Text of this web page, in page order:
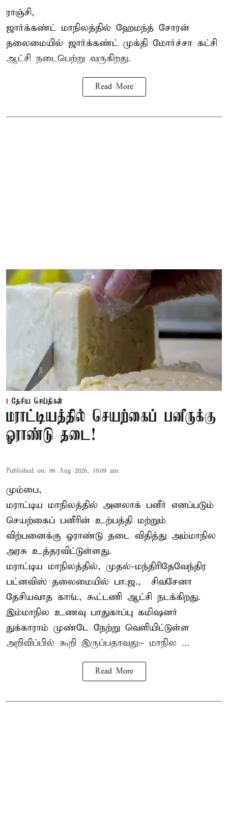
ராஞ்சி,
ஜார்க்கண்ட் மாநிலத்தில் ஹேமந்த் சோரன்
தலைமையில் ஜார்க்கண்ட் முக்தி மோர்ச்சா கட்சி
ஆட்சி நடைபெற்று வருகிறது.
Read More
தேசிய செய்திகள்
மராட்டியத்தில் செயற்கைப் பனீருக்கு
ஓராண்டு தடை!
Published on: 06 Aug 2026, 10:09 am
மும்பை,
மராட்டிய மாநிலத்தில் அனலாக் பனீர் எனப்படும்
செயற்கைப் பனீரின் உற்பத்தி மற்றும்
விற்பனைக்கு ஓராண்டு தடை விதித்து அம்மாநில
அரசு உத்தரவிட்டுள்ளது.
மராட்டிய மாநிலத்தில், முதல்-மந்திரிதேவேந்திர
பட்னவிஸ் தலைமையில் பா.ஜ., – சிவசேனா –
தேசியவாத காங்., கூட்டணி ஆட்சி நடக்கிறது.
இம்மாநில உணவு பாதுகாப்பு கமிஷனர்
துக்காராம் முண்டே நேற்று வெளியிட்டுள்ள
அறிவிப்பில் கூறி இருப்பதாவது:- மாநில ...
Read More